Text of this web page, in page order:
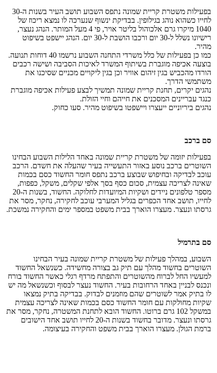
בפעילות משטרת קריית שמונה נתפס השבוע תושב העיר בשנות ה-30
לחייו כשהוא נוהג בגילופין. בבדיקת ינשוף שנערכה לו נמצא ריכוז של
1040 מיקרו גרם אלכוהול בליטר אויר, פי 4 מעל המותר. הנהג נעצר,
רישיונו נשלל ל-30 יום ורכבו הושבת ל-30 יום. הנהג יישפט בשיפוט
מהיר.
כמו כן בפעילות של כלל משרדי התחנה השבוע נרשמו 40 דוחות תנועה.
בוצעה אכיפה מוגברת בשיתוף המשרד לאיכות הסביבה ושישה רכבים
הורדו מהכביש בגין זיהום אוויר וכן בגין ליקויים מכניים שסיכנו את
משתמשי הדרך.
נהגים יקרים, תחנת קריית שמונה תמשיך לבצע פעילות אכיפה מוגברת
כנגד עבריינים המסכנים את חייהם וחיי הזולת.
נהגים ביריוניים ייעצרו ויישפטו בשיפוט מהיר. סעו כחוק.
סם ברכב
בפעילות יזומה של משטרת קריית שמונה באחד הלילות השבוע הבחינו
השוטרים ברכב נוסע באזור התעשייה בעיר שהעלה את חשדם. הרכב
עוכב לבדיקה ובחיפוש שבוצע ברכב נתפס חומר החשוד כסם בכמות
שאינה לצריכה עצמית, סכום כסף בסך אלפי שקלים, משקל, כפפות,
מספר טלפונים ניידים ושקיות המיועדות לחלוקה. החשוד, בשנות ה-20
לחייו, תושב אחד הכפרים בגליל המערבי עוכב לחקירה, נחקר, מסר את
גרסתו ונעצר. מעצרו הוארך בבית משפט במספר ימים והחקירה נמשכת.
סם בתרמיל
השבוע, במהלך פעילות של משטרת קריית שמונה בעיר הבחינו
השוטרים בחשוד מהלך עם תיק גב בצורה מחשידה. כשנשאל החשוד
למעשיו החל לברוח מהשוטרים והתפתח מרדף רגלי כאשר החשוד בורח
ונכנס לבניין באחד הרחובות בעיר. החשוד נעצר לבסוף וכשנשאל מה יש
לו בתיק אמר לשוטרים שהם מוזמנים לבדוק. בבדיקה בתיק נמצאו
שקיות מחולקות עם חומר החשוד כסם בכמות שאינה לצריכה עצמית
במשקל 102 גרם ברוטו. החשוד הובא לתחנת המשטרה, נחקר, מסר את
גרסתו ונעצר. מדובר בחשוד בשנות ה-20 לחייו תושב אחד הישובים
ברמת הגולן. מעצרו הוארך בבית משפט והחקירה בעיצומה.